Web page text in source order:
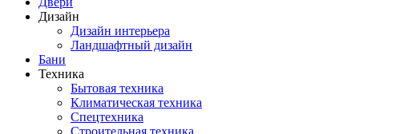
Дизайн
Дизайн интерьера
Ландшафтный дизайн
Бани
Техника
Бытовая техника
Климатическая техника
Спецтехника
Строительная техника